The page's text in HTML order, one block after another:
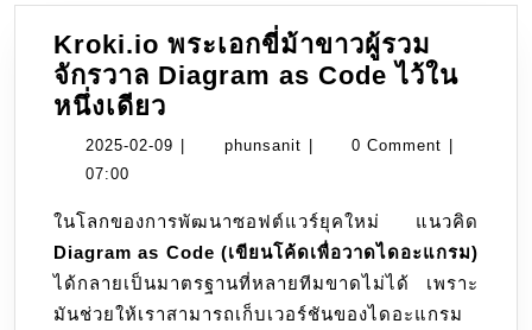
Kroki.io พระเอกขี่ม้าขาวผู้รวม
จักรวาล Diagram as Code ไว้ใน
หนึ่งเดียว
พระเอก
ขาว
ผู้
รวม
จักรวาล
2025-02-09 2025- phunsanit phunsanit0 Comment
07:00
ในโลกของการพัฒนาซอฟต์แวร์ยุคใหม่ แนวคิด
Diagram as Code (เขียนโค้ดเพื่อวาดไดอะแกรม)
ได้กลายเป็นมาตรฐานที่หลายทีมขาดไม่ได้ เพราะ
มันช่วยให้เราสามารถเก็บเวอร์ชันของไดอะแกรม